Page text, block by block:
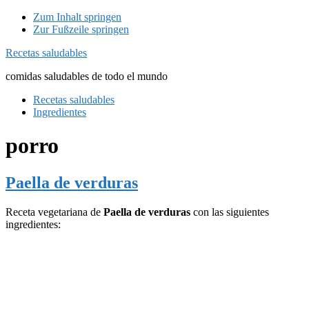
Zum Inhalt springen
Zur Fußzeile springen
Recetas saludables
comidas saludables de todo el mundo
Recetas saludables
Ingredientes
porro
Paella de verduras
Receta vegetariana de Paella de verduras con las siguientes
ingredientes: